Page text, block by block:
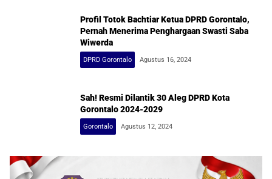
Profil Totok Bachtiar Ketua DPRD Gorontalo,
Pernah Menerima Penghargaan Swasti Saba
Wiwerda
DPRD Gorontalo Agustus 16, 2024
Sah! Resmi Dilantik 30 Aleg DPRD Kota
Gorontalo 2024-2029
Gorontalo Agustus 12, 2024